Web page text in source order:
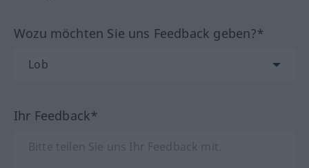
Wozu möchten Sie uns Feedback geben?*
Ihr Feedback*